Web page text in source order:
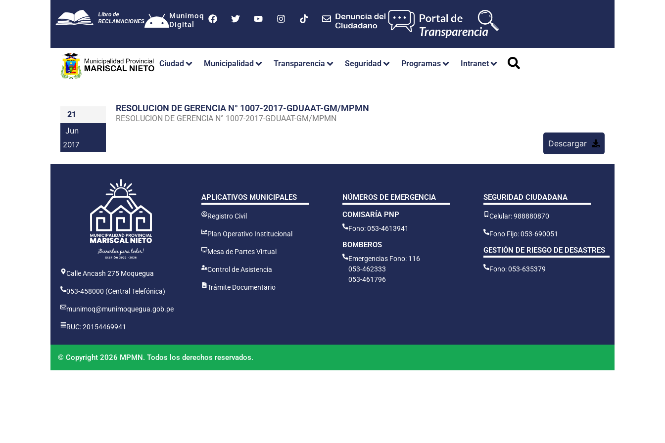
Munimoq
Digital
Ciudad Municipalidad Transparencia Seguridad Programas Intranet
21
Jun
2017
RESOLUCION DE GERENCIA N° 1007-2017-GDUAAT-GM/MPMN
RESOLUCION DE GERENCIA N° 1007-2017-GDUAAT-GM/MPMN
Descargar
Calle Ancash 275 Moquegua
053-458000 (Central Telefónica)
munimoq@munimoquegua.gob.pe
RUC: 20154469941
APLICATIVOS MUNICIPALES
Registro Civil
Plan Operativo Institucional
Mesa de Partes Virtual
Control de Asistencia
Trámite Documentario
NÚMEROS DE EMERGENCIA
COMISARÍA PNP
Fono: 053-4613941
BOMBEROS
Emergencias Fono: 116
053-462333
053-461796
SEGURIDAD CIUDADANA
Celular: 988880870
Fono Fijo: 053-690051
GESTIÓN DE RIESGO DE DESASTRES
Fono: 053-635379
© Copyright 2026 MPMN. Todos los derechos reservados.